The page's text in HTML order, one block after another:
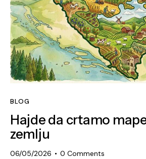
BLOG
Hajde da crtamo
zemlju
06/05/2026 0 Comments